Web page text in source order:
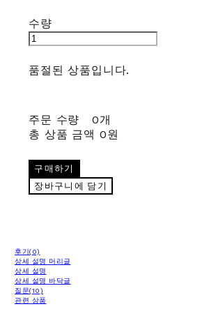
수량
품절된 상품입니다.
주문 수량
0개
총 상품 금액 0원
구매하기
장바구니에 담기
후기(0)
상세 설명 머리글
상세 설명
상세 설명 바닥글
질문(10)
관련 상품